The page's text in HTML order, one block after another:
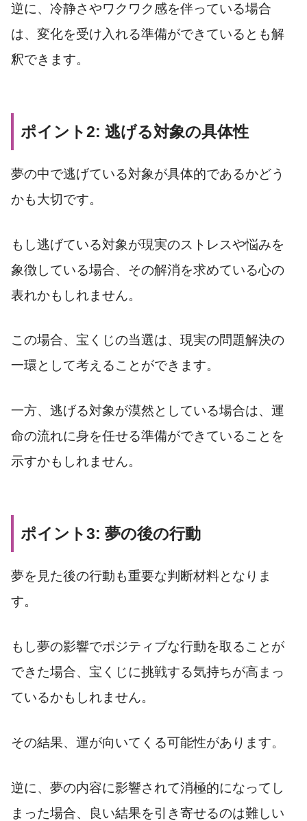
逆に、冷静さやワクワク感を伴っている場合
は、変化を受け入れる準備ができているとも解
釈できます。
ポイント2: 逃げる対象の具体性
夢の中で逃げている対象が具体的であるかどう
かも大切です。
もし逃げている対象が現実のストレスや悩みを
象徴している場合、その解消を求めている心の
表れかもしれません。
この場合、宝くじの当選は、現実の問題解決の
一環として考えることができます。
一方、逃げる対象が漠然としている場合は、運
命の流れに身を任せる準備ができていることを
示すかもしれません。
ポイント3: 夢の後の行動
夢を見た後の行動も重要な判断材料となりま
す。
もし夢の影響でポジティブな行動を取ることが
できた場合、宝くじに挑戦する気持ちが高まっ
ているかもしれません。
その結果、運が向いてくる可能性があります。
逆に、夢の内容に影響されて消極的になってし
まった場合、良い結果を引き寄せるのは難しい